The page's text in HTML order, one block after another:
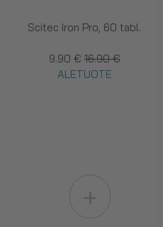
Scitec Iron Pro, 60 tabl.
9.90 € 16.90 €
ALETUOTE